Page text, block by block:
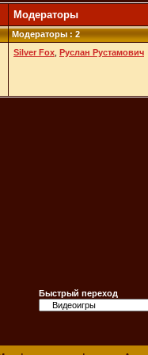
Модераторы
Модераторы : 2
Silver Fox Руслан Рустамович
Быстрый переход